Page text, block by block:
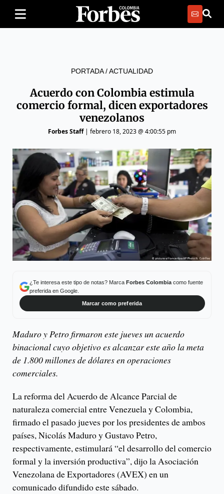
PORTADA/ACTUALIDAD
Acuerdo con Colombia estimula
comercio formal, dicen exportadores
venezolanos
Forbes Staff| febrero 18, 2023 @ 4:00:55 pm
¿Te interesa este tipo de notas? Marca Forbes Colombiacomo fuente
preferida en Google.
Marcar como preferida
Maduro y Petro firmaron este jueves un acuerdo
binacional cuyo objetivo es alcanzar este año la meta
de 1.800 millones de dólares en operaciones
comerciales.
La reforma del Acuerdo de Alcance Parcial de
naturaleza comercial entre Venezuela y Colombia,
firmado el pasado jueves por los presidentes de ambos
países, Nicolás Maduro y Gustavo Petro,
respectivamente, estimulará “el desarrollo del comercio
formal y la inversión productiva”, dijo la Asociación
Venezolana de Exportadores (AVEX) en un
comunicado difundido este sábado.